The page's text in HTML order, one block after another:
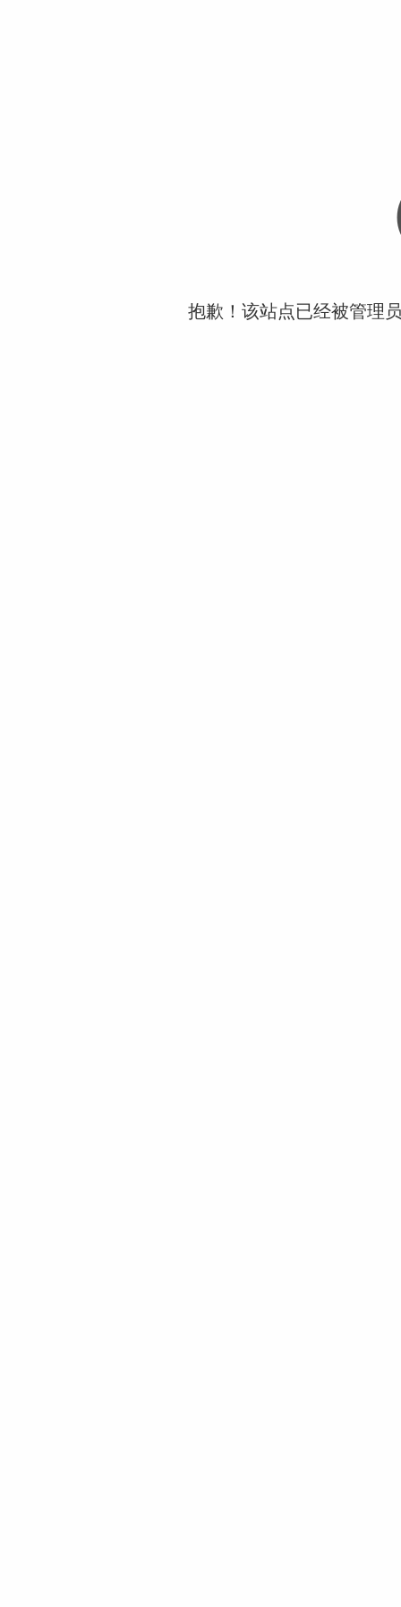
抱歉！该站点已经被管理